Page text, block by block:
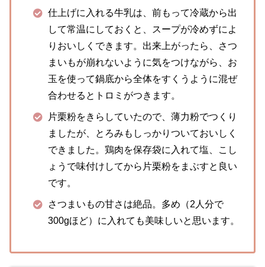
仕上げに入れる牛乳は、前もって冷蔵から出
して常温にしておくと、スープが冷めずによ
りおいしくできます。出来上がったら、さつ
まいもが崩れないように気をつけながら、お
玉を使って鍋底から全体をすくうように混ぜ
合わせるとトロミがつきます。
片栗粉をきらしていたので、薄力粉でつくり
ましたが、とろみもしっかりついておいしく
できました。鶏肉を保存袋に入れて塩、こし
ょうで味付けしてから片栗粉をまぶすと良い
です。
さつまいもの甘さは絶品。多め（2人分で
300gほど）に入れても美味しいと思います。